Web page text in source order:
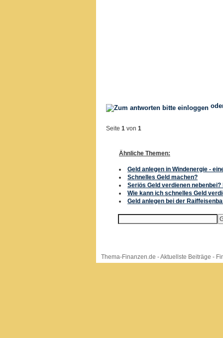
Seite 1 von 1
Ähnliche Themen:
Geld anlegen in Windenergie -
Schnelles Geld machen?
Seriös Geld verdienen
Wie kann ich schnelles Geld
Geld anlegen bei der
Thema-Finanzen.de -Aktuellste Beiträge -